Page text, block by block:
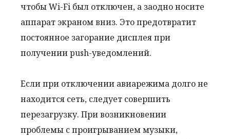
чтобы Wi-Fi был отключен, а заодно носите
аппарат экраном вниз. Это предотвратит
постоянное загорание дисплея при
получении push-уведомлений.
Если при отключении авиарежима долго не
находится сеть, следует совершить
перезагрузку. При возникновении
проблемы с проигрыванием музыки,